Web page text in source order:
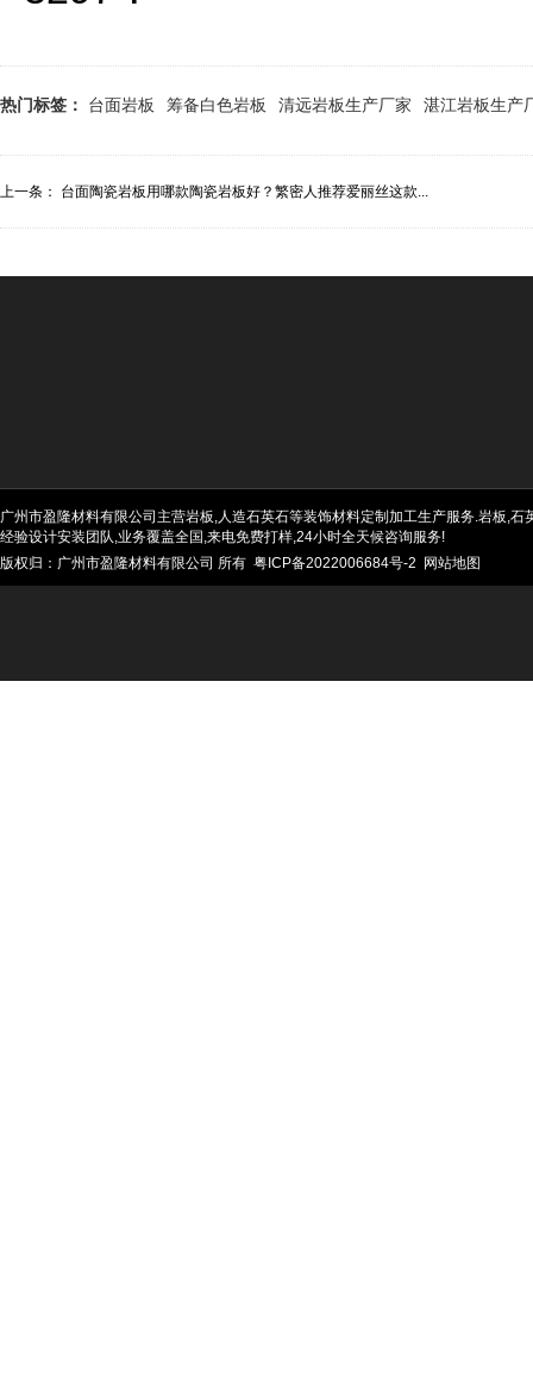
热门标签： 台面岩板 筹备白色岩板 清远岩板生产厂家 湛江岩板生产
上一条： 台面陶瓷岩板用哪款陶瓷岩板好？繁密人推荐爱丽丝这款...
广州市盈隆材料有限公司主营岩板,人造石英石等装饰材料定制加工生产服务.岩板,
经验设计安装团队,业务覆盖全国,来电免费打样,24小时全天候咨询服务!
版权归：广州市盈隆材料有限公司 所有 粤ICP备2022006684号-2 网站地图